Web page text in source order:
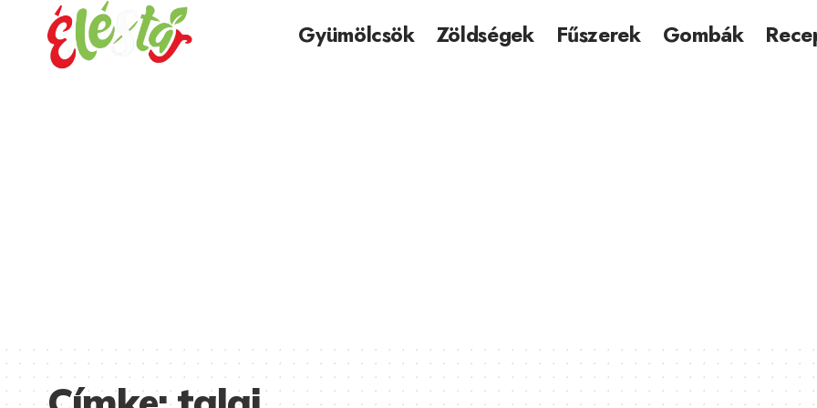
Gyümölcsök Zöldségek Fűszerek Gombák